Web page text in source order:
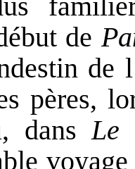
de
de
pères,
dansLe